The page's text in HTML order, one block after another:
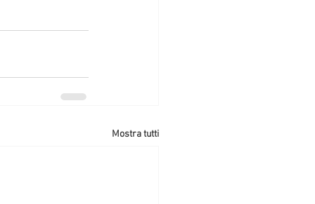
Mostra tutti